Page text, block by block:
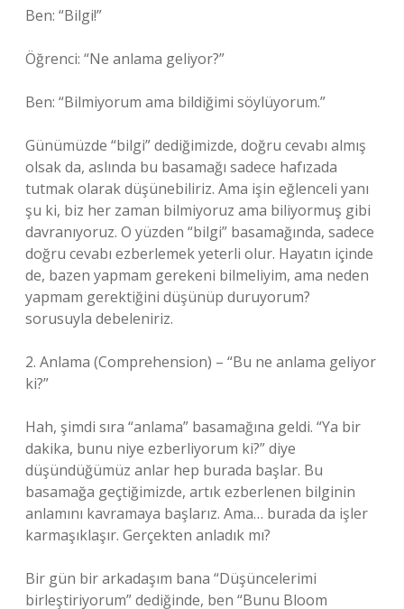
Ben: “Bilgi!”
Öğrenci: “Ne anlama geliyor?”
Ben: “Bilmiyorum ama bildiğimi söylüyorum.”
Günümüzde “bilgi” dediğimizde, doğru cevabı almış
olsak da, aslında bu basamağı sadece hafızada
tutmak olarak düşünebiliriz. Ama işin eğlenceli yanı
şu ki, biz her zaman bilmiyoruz ama biliyormuş gibi
davranıyoruz. O yüzden “bilgi” basamağında, sadece
doğru cevabı ezberlemek yeterli olur. Hayatın içinde
de, bazen yapmam gerekeni bilmeliyim, ama neden
yapmam gerektiğini düşünüp duruyorum?
sorusuyla debeleniriz.
2. Anlama (Comprehension) – “Bu ne anlama geliyor
ki?”
Hah, şimdi sıra “anlama” basamağına geldi. “Ya bir
dakika, bunu niye ezberliyorum ki?” diye
düşündüğümüz anlar hep burada başlar. Bu
basamağa geçtiğimizde, artık ezberlenen bilginin
anlamını kavramaya başlarız. Ama… burada da işler
karmaşıklaşır. Gerçekten anladık mı?
Bir gün bir arkadaşım bana “Düşüncelerimi
birleştiriyorum” dediğinde, ben “Bunu Bloom